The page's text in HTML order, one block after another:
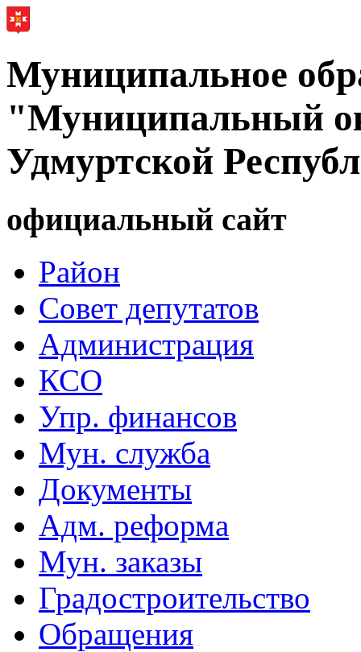
Муниципальное
"Муниципальный
Удмуртской
официальный сайт
Район
Совет депутатов
Администрация
КСО
Упр. финансов
Мун. служба
Документы
Адм. реформа
Мун. заказы
Градостроительство
Обращения